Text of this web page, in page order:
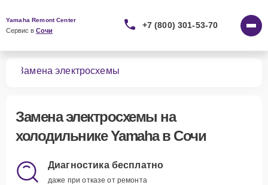
Yamaha Remont Center
Сервис в Сочи
+7 (800) 301-53-70
Замена электросхемы
Замена электросхемы на
холодильнике Yamaha в Сочи
Диагностика бесплатно
даже при отказе от ремонта